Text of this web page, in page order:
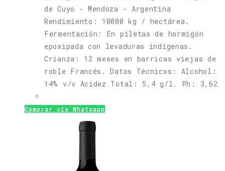
de Cuyo - Mendoza - Argentina
Rendimiento: 10000 kg / hectárea.
Fermentación: En piletas de hormigón
epoxipada con levaduras indígenas.
Crianza: 12 meses en barricas viejas de
roble Francés. Datos Técnicos: Alcohol:
14% v/v Acidez Total: 5,4 g/l. Ph: 3,62
Comprar vía Whatsapp